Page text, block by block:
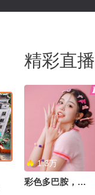
精彩直播
1.3万
彩色多巴胺，甜到心里啦！